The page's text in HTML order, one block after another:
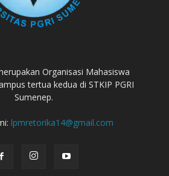
Organisasi Mahasiswa
tertua kedua di STKIP PGRI
Sumenep.
lpmretorika14@gmail.com